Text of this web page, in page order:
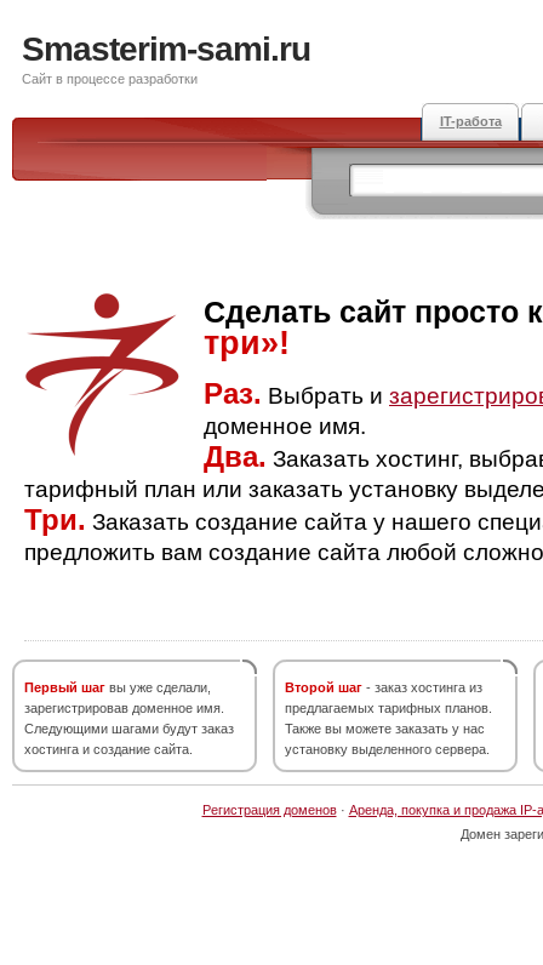
Smasterim-sami.ru
Сайт в процессе разработки
IT-работа
Сделать сайт просто
три»!
Раз. Выбрать и
доменное имя.
Два. Заказать хостинг,
тарифный план или заказать установку
Три. Заказать создание сайта у нашего
предложить вам создание сайта любой
Первый шаг вы уже сделали,
зарегистрировав доменное имя.
Следующими шагами будут заказ
хостинга и создание сайта.
Второй шаг - заказ хостинга из
предлагаемых тарифных планов.
Также вы можете заказать у нас
установку выделенного сервера.
Регистрация доменов· Аренда, покупка и продажа IP-
Домен